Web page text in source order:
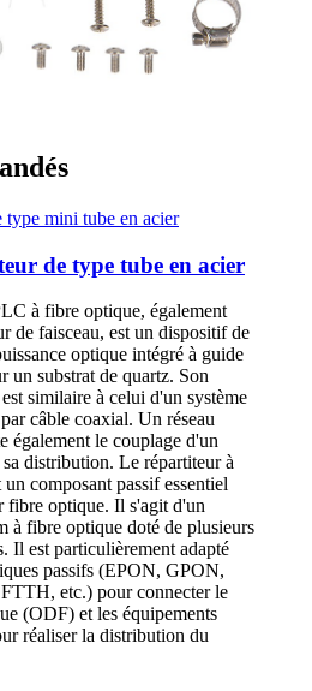
de type tube en acier
à fibre optique, également
de faisceau, est un dispositif de
optique intégré à guide
un substrat de quartz. Son
similaire à celui d'un système
câble coaxial. Un réseau
également le couplage d'un
distribution. Le répartiteur à
composant passif essentiel
fibre optique. Il s'agit d'un
à fibre optique doté de plusieurs
Il est particulièrement adapté
passifs (EPON, GPON,
etc.) pour connecter le
(ODF) et les équipements
réaliser la distribution du